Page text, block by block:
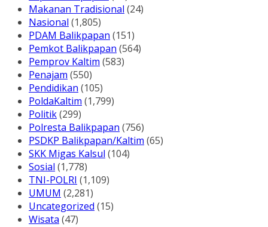
Makanan Tradisional (24)
Nasional (1,805)
PDAM Balikpapan (151)
Pemkot Balikpapan (564)
Pemprov Kaltim (583)
Penajam (550)
Pendidikan (105)
PoldaKaltim (1,799)
Politik(299)
Polresta Balikpapan (756)
PSDKP Balikpapan/Kaltim (65)
SKK Migas Kalsul (104)
Sosial (1,778)
TNI-POLRI (1,109)
UMUM (2,281)
Uncategorized (15)
Wisata (47)